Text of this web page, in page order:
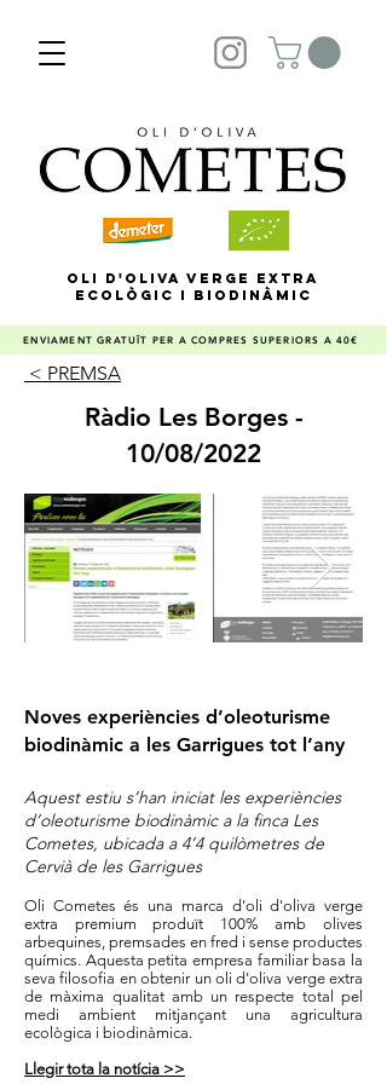
OLI D'OLIVA VERGE EXTRA
ECOLÒGIC I BIODINÀMIC
ENVIAMENT GRATUÏT PER A COMPRES SUPERIORS A 40€
< PREMSA
Ràdio Les Borges -
10/08/2022
Noves experiències d’oleoturisme
biodinàmic a les Garrigues tot l’any
Aquest estiu s’han iniciat les experiències
d’oleoturisme biodinàmic a la finca Les
Cometes, ubicada a 4’4 quilòmetres de
Cervià de les Garrigues
Oli Cometes és una marca d'oli d'oliva verge
extra premium produït 100% amb olives
arbequines, premsades en fred i sense productes
químics. Aquesta petita empresa familiar basa la
seva filosofia en obtenir un oli d'oliva verge extra
de màxima qualitat amb un respecte total pel
medi ambient mitjançant una agricultura
ecològica i biodinàmica.
Llegir tota la notícia >>